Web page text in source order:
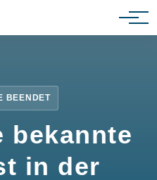
BEENDET
bekannte
in der